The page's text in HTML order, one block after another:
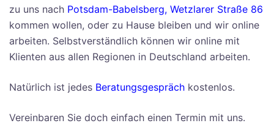
zu uns nach Potsdam-Babelsberg, Wetzlarer Straße 86
kommen wollen, oder zu Hause bleiben und wir online
arbeiten. Selbstverständlich können wir online mit
Klienten aus allen Regionen in Deutschland arbeiten.
Natürlich ist jedes Beratungsgespräch kostenlos.
Vereinbaren Sie doch einfach einen Termin mit uns.